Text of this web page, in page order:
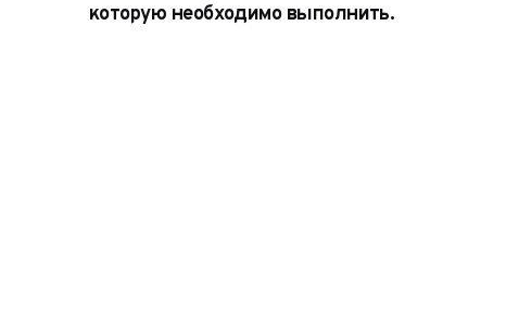
которую необходимо выполнить.